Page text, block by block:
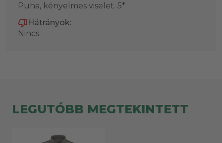
Puha, kényelmes viselet. 5*
Hátrányok:
Nincs
LEGUTÓBB MEGTEKINTETT